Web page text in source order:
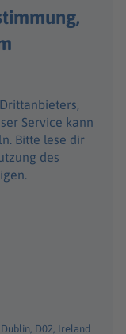
Service kann
Bitte lese dir
des
D02, Ireland